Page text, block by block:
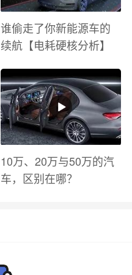
谁偷走了你新能源车的
续航【电耗硬核分析】
10万、20万与50万的汽
车，区别在哪？